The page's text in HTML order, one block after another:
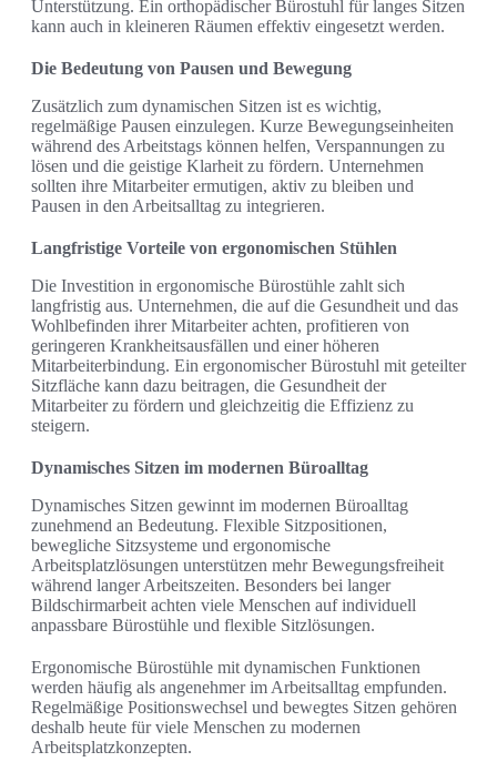
Unterstützung. Ein orthopädischer Bürostuhl für langes Sitzen
kann auch in kleineren Räumen effektiv eingesetzt werden.
Die Bedeutung von Pausen und Bewegung
Zusätzlich zum dynamischen Sitzen ist es wichtig,
regelmäßige Pausen einzulegen. Kurze Bewegungseinheiten
während des Arbeitstags können helfen, Verspannungen zu
lösen und die geistige Klarheit zu fördern. Unternehmen
sollten ihre Mitarbeiter ermutigen, aktiv zu bleiben und
Pausen in den Arbeitsalltag zu integrieren.
Langfristige Vorteile von ergonomischen Stühlen
Die Investition in ergonomische Bürostühle zahlt sich
langfristig aus. Unternehmen, die auf die Gesundheit und das
Wohlbefinden ihrer Mitarbeiter achten, profitieren von
geringeren Krankheitsausfällen und einer höheren
Mitarbeiterbindung. Ein ergonomischer Bürostuhl mit geteilter
Sitzfläche kann dazu beitragen, die Gesundheit der
Mitarbeiter zu fördern und gleichzeitig die Effizienz zu
steigern.
Dynamisches Sitzen im modernen Büroalltag
Dynamisches Sitzen gewinnt im modernen Büroalltag
zunehmend an Bedeutung. Flexible Sitzpositionen,
bewegliche Sitzsysteme und ergonomische
Arbeitsplatzlösungen unterstützen mehr Bewegungsfreiheit
während langer Arbeitszeiten. Besonders bei langer
Bildschirmarbeit achten viele Menschen auf individuell
anpassbare Bürostühle und flexible Sitzlösungen.
Ergonomische Bürostühle mit dynamischen Funktionen
werden häufig als angenehmer im Arbeitsalltag empfunden.
Regelmäßige Positionswechsel und bewegtes Sitzen gehören
deshalb heute für viele Menschen zu modernen
Arbeitsplatzkonzepten.